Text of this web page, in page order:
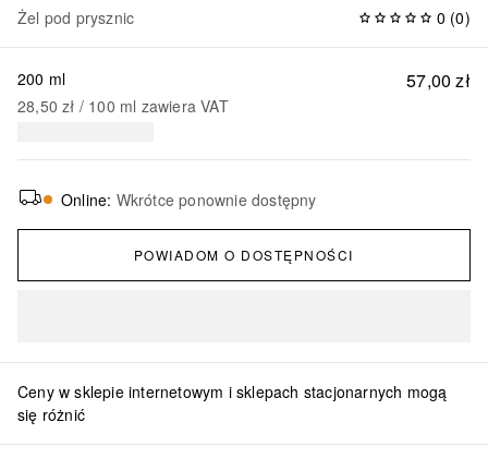
Żel pod prysznic 0 (0)
57,00 zł
200 ml
28,50 zł / 100 ml zawiera VAT
Online: Wkrótce ponownie dostępny
POWIADOM O DOSTĘPNOŚCI
Ceny w sklepie internetowym i sklepach stacjonarnych mogą
się różnić